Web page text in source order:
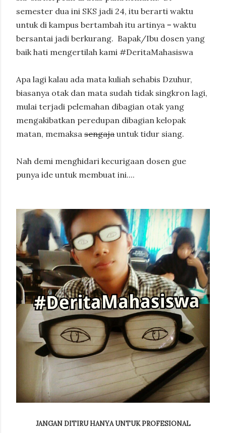
semester dua ini SKS jadi 24, itu berarti waktu
untuk di kampus bertambah itu artinya = waktu
bersantai jadi berkurang. Bapak/Ibu dosen yang
baik hati mengertilah kami #DeritaMahasiswa
Apa lagi kalau ada mata kuliah sehabis Dzuhur,
biasanya otak dan mata sudah tidak singkron lagi,
mulai terjadi pelemahan dibagian otak yang
mengakibatkan peredupan dibagian kelopak
matan, memaksa sengaja untuk tidur siang.
Nah demi menghidari kecurigaan dosen gue
punya ide untuk membuat ini....
JANGAN DITIRU HANYA UNTUK PROFESIONAL